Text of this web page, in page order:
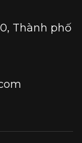
Thành phố